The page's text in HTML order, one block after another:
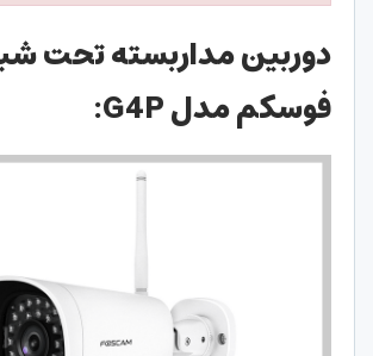
دوربین مداربسته تحت
فوسکم مدل G4P: